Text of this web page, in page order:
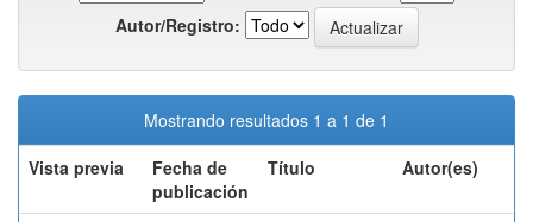
Autor/Registro:
Mostrando resultados 1 a 1 de 1
Vista previa
Fecha de
publicación
Título Autor(es)